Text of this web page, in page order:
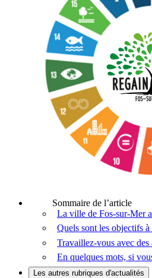
Sommaire de l’article
La ville de Fos-sur-Mer
Quels sont les objectifs
Travaillez-vous avec
En quelques mots, si
Les autres rubriques d'actualités